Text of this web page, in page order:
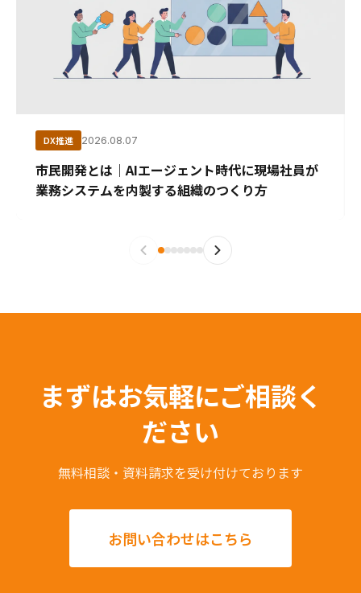
DX推進 2026.08.07
市民開発とは｜AIエージェント時代に現場社員が
業務システムを内製する組織のつくり方
まずはお気軽にご相談く
ださい
無料相談・資料請求を受け付けております
お問い合わせはこちら